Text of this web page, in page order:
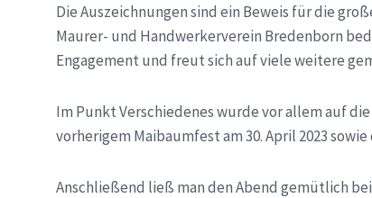
Die Auszeichnungen sind ein Beweis für die
Maurer- und Handwerkerverein Bredenborn
Engagement und freut sich auf viele weitere
Im Punkt Verschiedenes wurde vor allem auf
vorherigem Maibaumfest am 30. April 2023
Anschließend ließ man den Abend gemütlich